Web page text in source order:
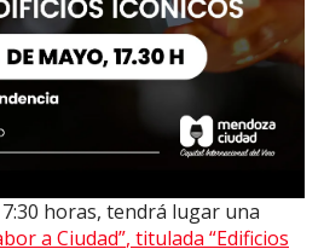
horas, tendrá lugar una
a Ciudad”, titulada “Edificios